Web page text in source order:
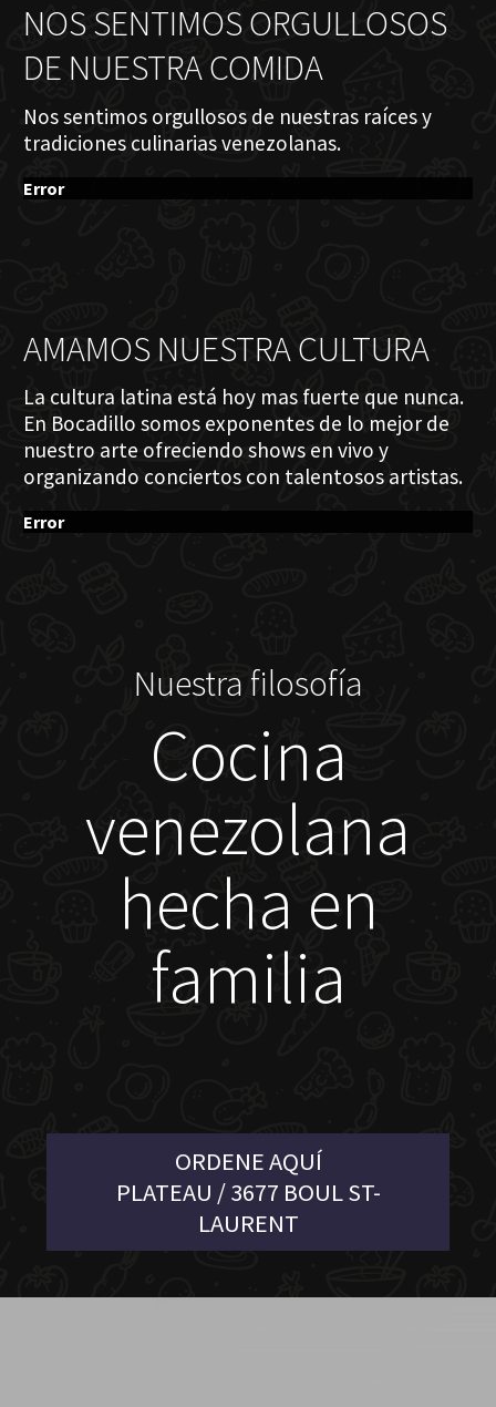
NOS SENTIMOS ORGULLOSOS
DE NUESTRA COMIDA
Nos sentimos orgullosos de nuestras raíces y
tradiciones culinarias venezolanas.
Error
AMAMOS NUESTRA CULTURA
La cultura latina está hoy mas fuerte que nunca.
En Bocadillo somos exponentes de lo mejor de
nuestro arte ofreciendo shows en vivo y
organizando conciertos con talentosos artistas.
Error
Nuestra filosofía
Cocina
venezolana
hecha en
familia
ORDENE AQUÍ
PLATEAU / 3677 BOUL ST-
LAURENT